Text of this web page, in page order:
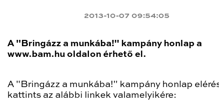
2013-10-07 09:54:05
A "Bringázz a munkába!" kampány honlap a
www.bam.hu oldalon érhető el.
A "Bringázz a munkába!" kampány honlap
kattints az alábbi linkek valamelyikére: